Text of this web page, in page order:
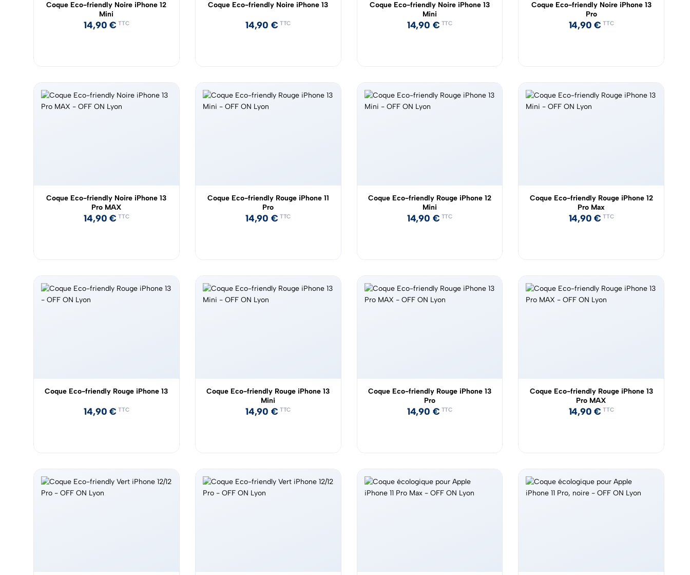
Coque Eco-friendly Noire iPhone 12
Mini
14,90€ TTC
Coque Eco-friendly Noire iPhone 13
14,90 € TTC
Coque Eco-friendly Noire iPhone 13
Mini
14,90 € TTC
Coque Eco-friendly Noire iPhone 13
Pro
14,90€ TTC
Coque Eco-friendly Noire iPhone 13
Pro MAX
14,90€ TTC
Coque Eco-friendly Rouge iPhone 11
Pro
14,90 € TTC
Coque Eco-friendly Rouge iPhone 12
Mini
14,90 € TTC
Coque Eco-friendly Rouge iPhone 12
Pro Max
14,90€ TTC
Coque Eco-friendly Rouge iPhone 13
14,90€ TTC
Coque Eco-friendly Rouge iPhone 13
Mini
14,90 € TTC
Coque Eco-friendly Rouge iPhone 13
Pro
14,90 € TTC
Coque Eco-friendly Rouge iPhone 13
Pro MAX
14,90€ TTC